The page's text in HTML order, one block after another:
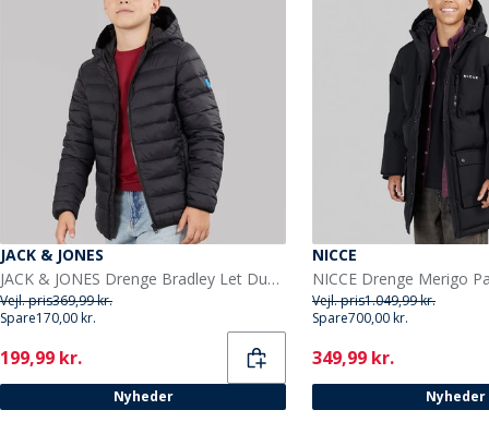
JACK & JONES
JACK & JONES Drenge Bradley Let Dunjakke Sort
Vejl. pris369,99 kr.
Spare170,00 kr.
Current
199,99 kr.
Nyheder
NICCE
NICCE Drenge Merigo
Vejl. pris1.049,99 kr.
Spare700,00 kr.
Current
349,99 kr.
Nyheder